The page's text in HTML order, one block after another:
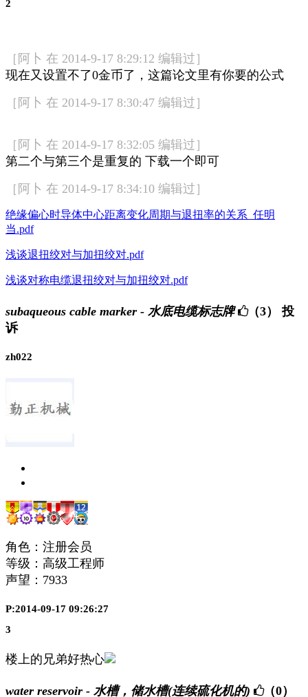
2
［阿卜 在 2014-9-17 8:29:12 编辑过］
现在又设置不了0金币了，这篇论文里有你要的公式
［阿卜 在 2014-9-17 8:30:47 编辑过］
［阿卜 在 2014-9-17 8:32:05 编辑过］
第二个与第三个是重复的 下载一个即可
［阿卜 在 2014-9-17 8:34:10 编辑过］
绝缘偏心时导体中心距离变化周期与退扭率的关系_任明
当.pdf
浅谈退扭绞对与加扭绞对.pdf
浅谈对称电缆退扭绞对与加扭绞对.pdf
subaqueous cable marker - 水底电缆标志牌 （3）
投
诉
zh022
角色：注册会员
等级：高级工程师
声望： 7933
P:2014-09-17 09:26:27
3
楼上的兄弟好热心
water reservoir - 水槽，储水槽(连续硫化机的) （0）